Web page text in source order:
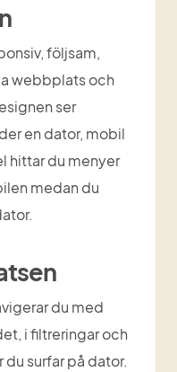
följsam,
webbplats och
ser
en dator, mobil
hittar du menyer
medan du
du med
i filtreringar och
du surfar på dator.